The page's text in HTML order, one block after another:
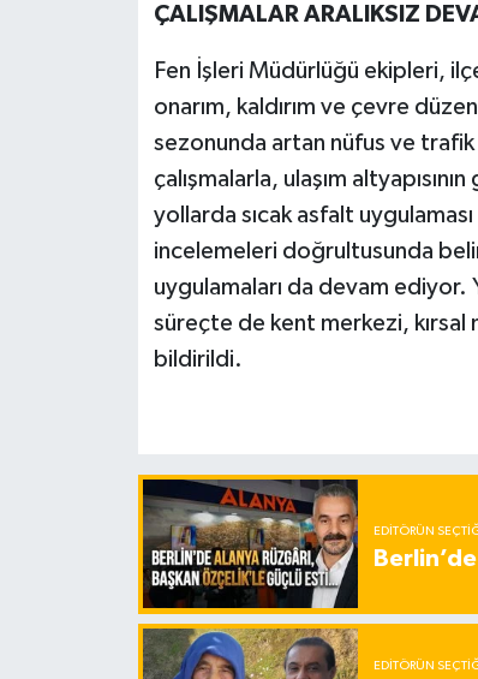
ÇALIŞMALAR ARALIKSIZ
Fen İşleri Müdürlüğü ekipleri,
onarım, kaldırım ve çevre
sezonunda artan nüfus ve
çalışmalarla, ulaşım
yollarda sıcak asfalt
incelemeleri doğrultusunda
uygulamaları da devam ediyor.
süreçte de kent merkezi, kırsal
bildirildi.
EDITÖRÜN
EDITÖRÜN